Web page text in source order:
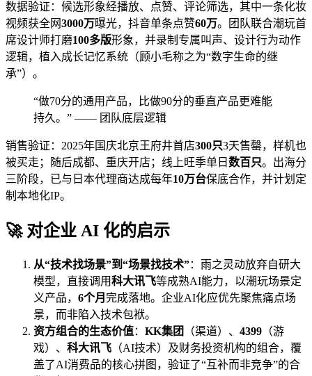
数据验证：候选形象经播放、点赞、评论筛选，其中一条化妆
视频获全网3000万曝光，抖音单条点赞60万。团队联合潮玩首
席设计师打磨100多版形象，并录制专属叫声、设计行为动作
逻辑，植入成长记忆系统（顾小毛称之为“数字生命的继
承”）。
“做70分的通用产品，比做90分的垂直产品更难能
持久。” —— 团队底层逻辑
销售验证：2025年国庆北京王府井首店300只3天售罄，样机也
被买走；随后成都、重庆开店；线上旺季单日 数百只。出海分
三阶段，已与日本代理商达成每年10万台保底合作，并计划定
制本地化IP。
🚀 对企业 AI 化的启示
从“技术找场景”到“场景找技术”：雨之灵动放弃自研大
模型，直接调用科大讯飞等成熟AI能力，以潮玩场景定
义产品， 6个月 完成落地。企业AI化应优先聚焦痛点场
景，而非陷入技术包袱。
资方组合的生态价值： KK集团 （渠道）、 4399 （游
戏）、 科大讯飞 （AI技术）及财务投资机构的组合，覆
盖了AI消费品的核心拼图，验证了“互补而非竞争”的合